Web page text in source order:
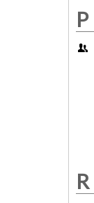
P
R